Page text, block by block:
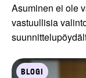
Asuminen ei ole
vastuullisia
BLOGI